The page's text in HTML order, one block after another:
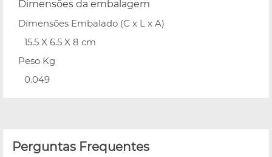
Dimensões da embalagem
Dimensões Embalado (C x L x A)
15.5 X 6.5 X 8 cm
Peso Kg
0.049
Perguntas Frequentes